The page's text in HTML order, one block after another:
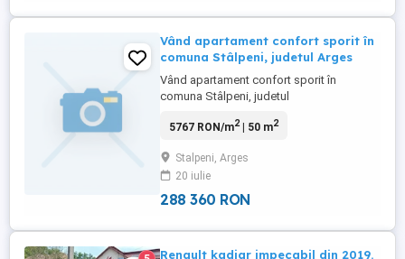
Vând apartament confort sporit în
comuna Stâlpeni, judetul Arges
Vând apartament confort sporit în
comuna Stâlpeni, judetul
cabană lemn stejar și mini bucătărie de
5767 RON/m2| 50 m2
Stalpeni, Arges
20 iulie
288 360 RON
Renault kadjar impecabil din 2019.